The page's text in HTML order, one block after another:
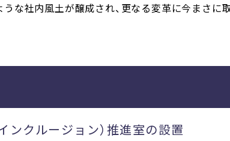
な社内風土が醸成され、更なる変革に今まさに
ンクルージョン）推進室の設置